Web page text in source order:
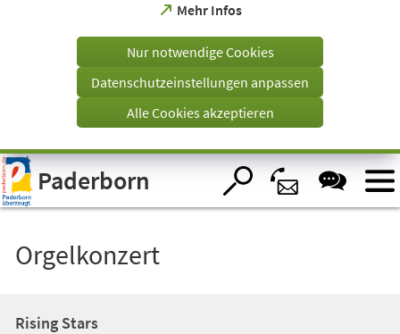
Visuelle
Assistenzsoftware
öffnen.
Mehr Infos
(Öffnet
einem
Tab)
Nur notwendige Cookies
Datenschutzeinstellungen anpassen
Alle Cookies akzeptieren
Paderborn
Orgelkonzert
Rising Stars